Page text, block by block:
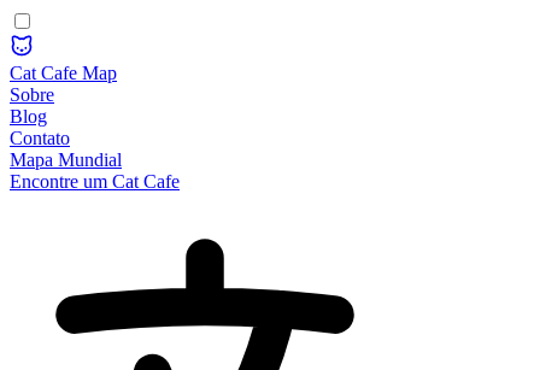
Cat Cafe Map
Sobre
Blog
Contato
Mapa Mundial
Encontre um Cat Cafe